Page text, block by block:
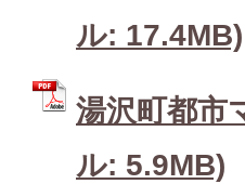
ル: 17.4MB)
湯沢町都市
ル: 5.9MB)